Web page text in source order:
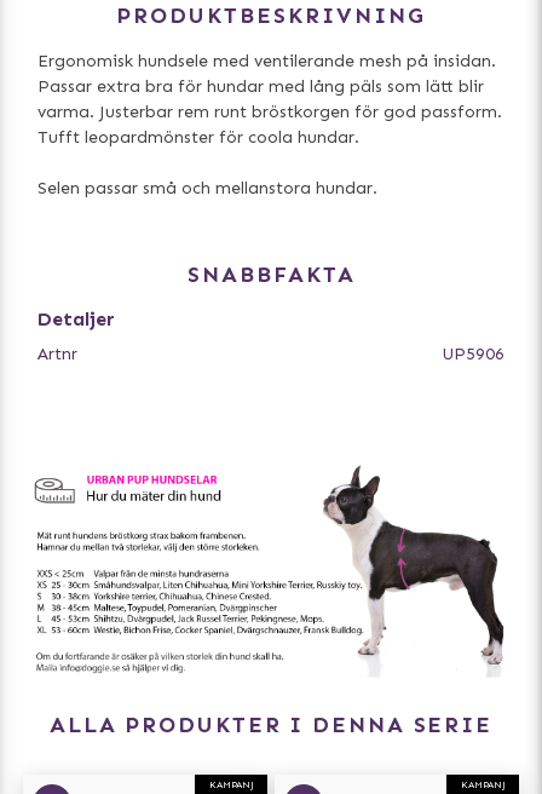
PRODUKTBESKRIVNING
Ergonomisk hundsele med ventilerande mesh på insidan.
Passar extra bra för hundar med lång päls som lätt blir
varma. Justerbar rem runt bröstkorgen för god passform.
Tufft leopardmönster för coola hundar.
Selen passar små och mellanstora hundar.
SNABBFAKTA
Detaljer
Artnr UP5906
ALLA PRODUKTER I DENNA SERIE
KAMPANJ
KAMPANJ